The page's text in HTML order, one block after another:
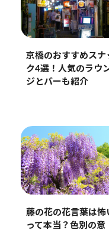
京橋のおすすめスナ
ク4選！人気のラウ
ジとバーも紹介
藤の花の花言葉は怖
って本当？色別の意